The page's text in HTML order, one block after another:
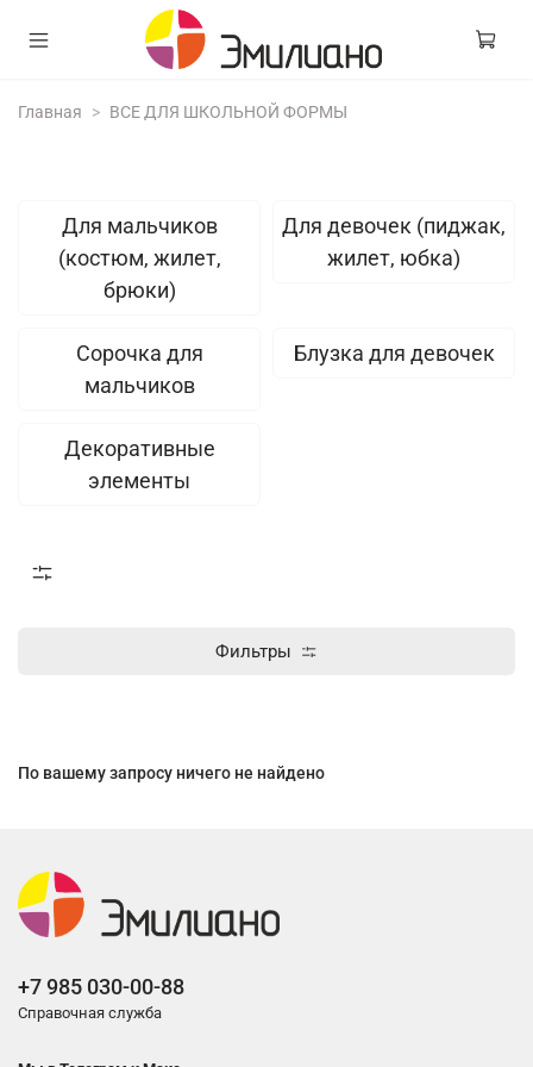
Главная ВСЕ ДЛЯ ШКОЛЬНОЙ ФОРМЫ
Для мальчиков
(костюм, жилет,
брюки)
Для девочек (пиджак,
жилет, юбка)
Сорочка для
мальчиков
Блузка для девочек
Декоративные
элементы
Фильтры
По вашему запросу ничего не найдено
+7 985 030-00-88
Справочная служба